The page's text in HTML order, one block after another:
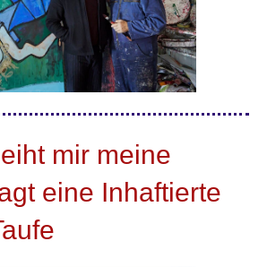
mir meine
eine Inhaftierte